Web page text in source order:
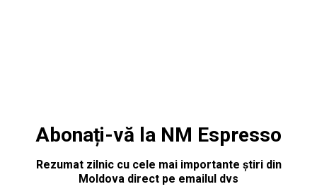
Abonați-vă la NM Espresso
Rezumat zilnic cu cele mai importante știri din
Moldova direct pe emailul dvs